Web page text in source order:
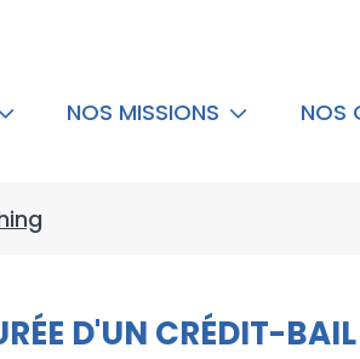
NOS MISSIONS NOS
D'UN CRÉDIT-